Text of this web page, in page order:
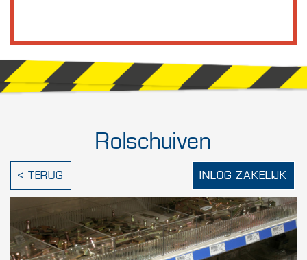
< TERUG INLOG ZAKELIJK
Rolschuiven